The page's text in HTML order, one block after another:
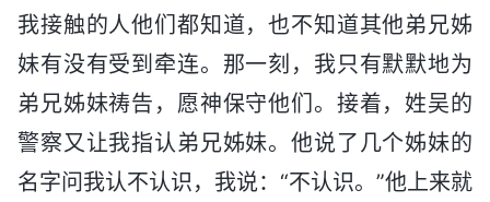
我接触的人他们都知道，也不知道其他弟兄姊
妹有没有受到牵连。那一刻，我只有默默地为
弟兄姊妹祷告，愿神保守他们。接着，姓吴的
警察又让我指认弟兄姊妹。他说了几个姊妹的
名字问我认不认识，我说：“不认识。”他上来就